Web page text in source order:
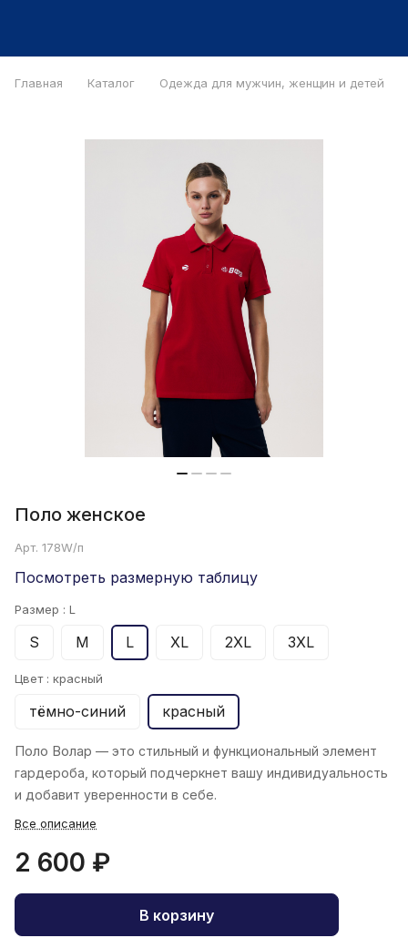
Главная Каталог Одежда для мужчин, женщин и детей
Поло женскoe
Арт. 178W/п
Посмотреть размерную таблицу
Размер : L
S M L XL 2XL 3XL
Цвет : красный
тёмно-синий красный
Поло Волар — это стильный и функциональный элемент
гардероба, который подчеркнет вашу индивидуальность
и добавит уверенности в себе.
Все описание
2 600 ₽
В корзину